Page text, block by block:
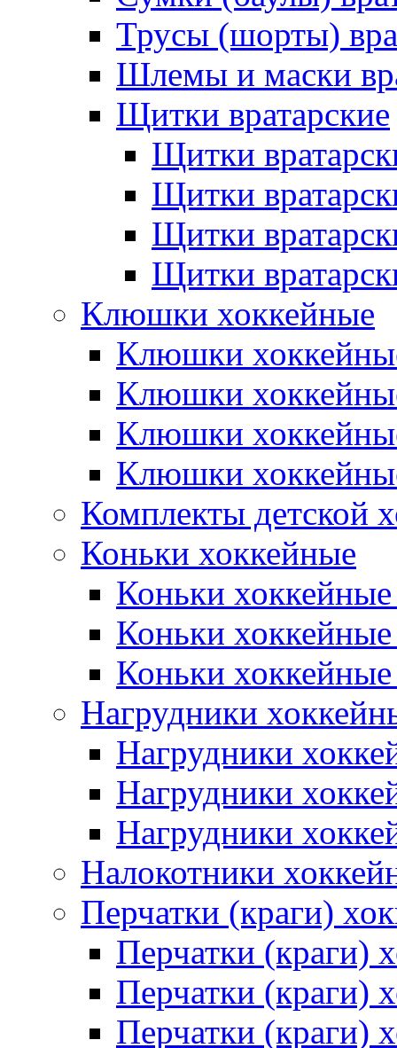
Трусы (шорты)
Шлемы и маски
Щитки вратарские
Щитки
Щитки
Щитки
Щитки
Клюшки хоккейные
Клюшки
Клюшки
Клюшки
Клюшки
Комплекты детской
Коньки хоккейные
Коньки хоккейные
Коньки
Коньки
Нагрудники
Нагрудники
Нагрудники
Нагрудники
Налокотники
Перчатки (краги)
Перчатки (краги)
Перчатки (краги)
Перчатки (краги)